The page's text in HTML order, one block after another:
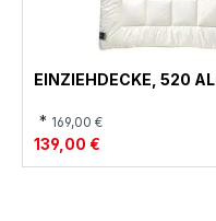
EINZIEHDECKE, 520
* 169,00 €
139,00 €